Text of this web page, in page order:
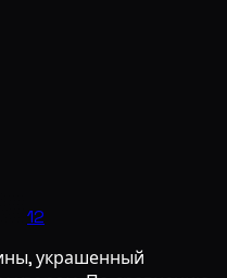
12
украшенный